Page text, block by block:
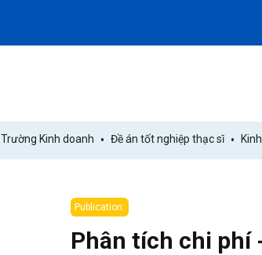
Trường Kinh doanh Đề án tốt nghiệp thạc sĩ
Publication:
Phân tích chi phí